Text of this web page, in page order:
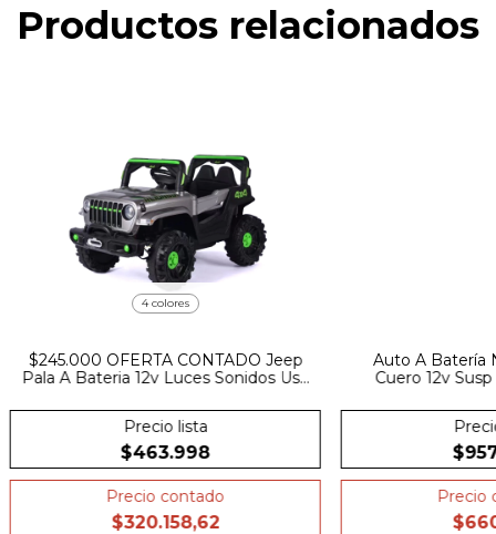
Productos relacionados
4 colores
$245.000 OFERTA CONTADO Jeep
Pala A Bateria 12v Luces Sonidos Usb
Precio lista
$463.998
Precio contado
$320.158,62
Auto A Batería
Cuero 12v
Precio